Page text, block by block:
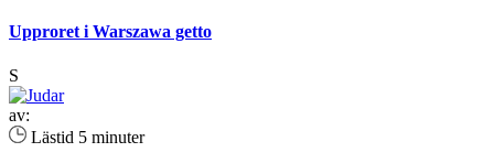
Upproret i Warszawa getto
S
av:
Lästid 5 minuter